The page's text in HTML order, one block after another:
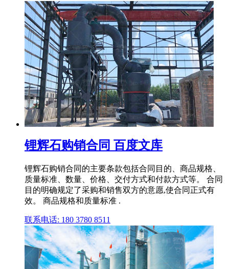
锂辉石购销合同 百度文库
锂辉石购销合同的主要条款包括合同目的、商品规格、
质量标准、数量、价格、交付方式和付款方式等。 合同
目的明确规定了采购和销售双方的意愿,使合同正式有
效。 商品规格和质量标准 .
联系电话: 180 3780 8511